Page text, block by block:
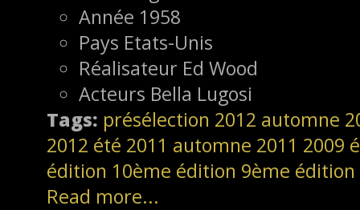
Année 1958
Pays Etats-Unis
Réalisateur Ed Wood
Acteurs Bella Lugosi
Tags: présélection 2012 automne
2012 été 2011 automne 2011 2009
édition 10ème édition 9ème édition
Read more...